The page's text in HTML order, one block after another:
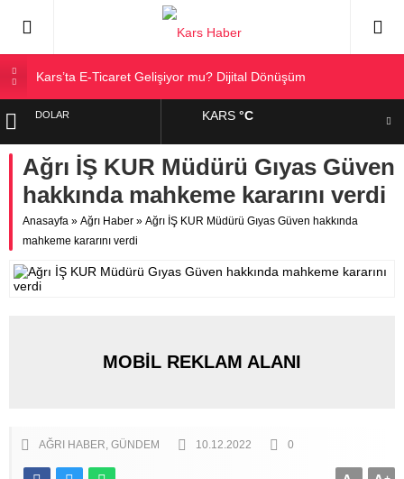
Kars’ta E-Ticaret Gelişiyor mu? Dijital Dönüşüm
Kars Halkı Yeni Parti Hakkında Ne Düşünüyor?
Sarıkamış’a Bağlı Köyler ve Yaygın Soyadları
Kağızman Köyleri ve En Çok Kullanılan Soyadları | Kars
Haber
DOLAR
EURO
ALTIN
KARS°C
Ağrı İŞ KUR Müdürü Gıyas Güven
hakkında mahkeme kararını verdi
Anasayfa » Ağrı Haber » Ağrı İŞ KUR Müdürü Gıyas Güven hakkında
mahkeme kararını verdi
MOBİL REKLAM ALANI
AĞRI HABER GÜNDEM 10.12.2022 0